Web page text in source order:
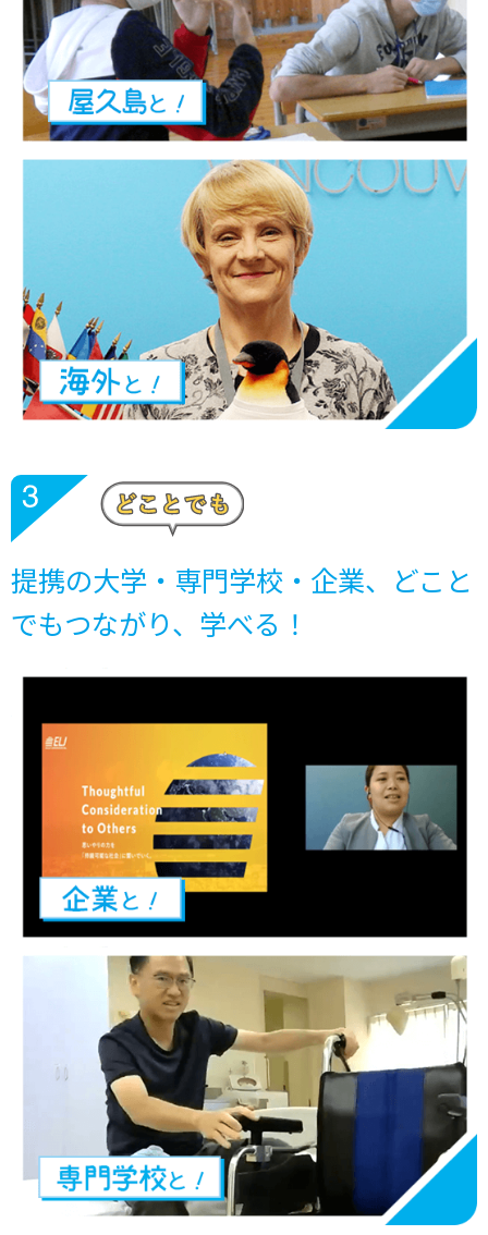
提携の大学・専門学校・企業、どこと
でもつながり、学べる！